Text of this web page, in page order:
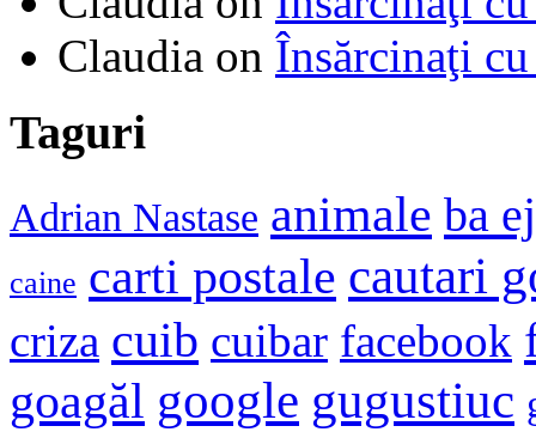
Claudia on Însărcinaţi
Taguri
Adrian Nastase animale ba
caine carti postale cautari
criza cuib cuibar facebook
goagăl google gugustiuc